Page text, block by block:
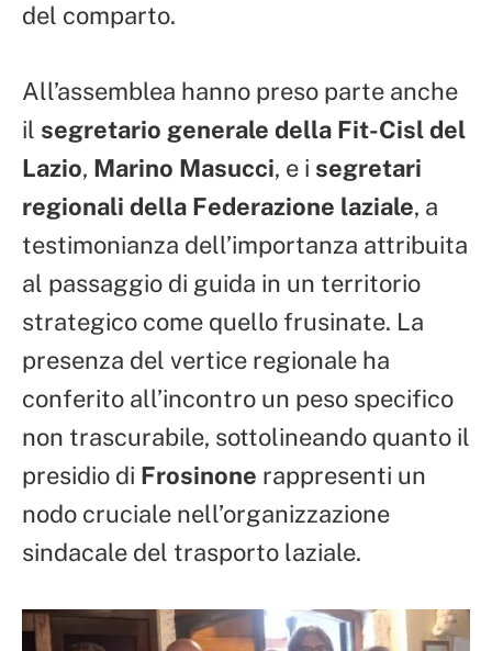
del comparto.
All’assemblea hanno preso parte anche
il segretario generale della Fit-Cisl del
Lazio, Marino Masucci, e i segretari
regionali della Federazione laziale, a
testimonianza dell’importanza attribuita
al passaggio di guida in un territorio
strategico come quello frusinate. La
presenza del vertice regionale ha
conferito all’incontro un peso specifico
non trascurabile, sottolineando quanto il
presidio di Frosinone rappresenti un
nodo cruciale nell’organizzazione
sindacale del trasporto laziale.